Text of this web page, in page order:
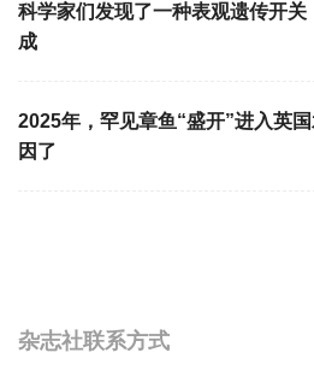
科学家们发现了一种表观遗传开
成
2025年，罕见章鱼“盛开”进入英
因了
杂志社联系方式